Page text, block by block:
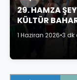
29. HAMZA
KÜLTÜR
KUTLANDI
1 Haziran 2026•3 dk